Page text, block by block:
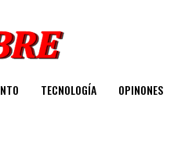
TECNOLOGÍA OPINONES